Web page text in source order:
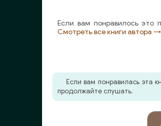
Если вам понравилось это
Смотреть все книги автора →
Если вам понравилась эта
продолжайте слушать.